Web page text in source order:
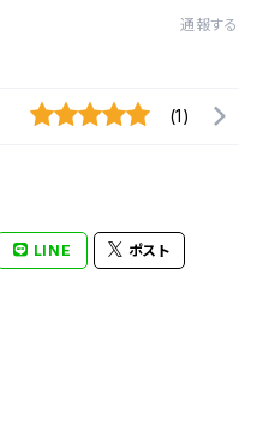
通報する
(1)
LINE ポスト